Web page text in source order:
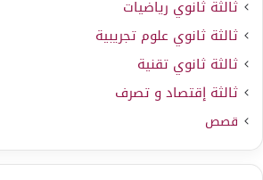
ثالثة ثانوي رياضيات
ثالثة ثانوي علوم تجريبية
ثالثة ثانوي تقنية
ثالثة إقتصاد و تصرف
قصص